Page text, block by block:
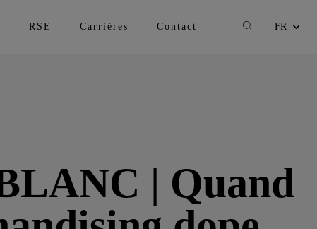
RSE Carrières Contact Recherche
Changer la
FR
| Quand